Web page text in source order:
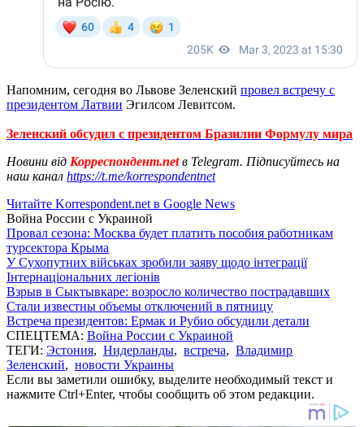
Напомним, сегодня во Львове Зеленский провел встречу с
президентом Латвии Эгилсом Левитсом.
Зеленский обсудил с президентом Бразилии Формулу мира
Новини від Корреспондент.netв Telegram. Підписуйтесь на
наш канал https://t.me/korrespondentnet
Читайте Korrespondent.net в Google News
Война России с Украиной
Провал сезона: Москва будет платить пособия работникам
турсектора Крыма
У Сухопутних військах зробили заяву щодо інтеграції
Інтернаціональних легіонів
Взрыв в Сыктывкаре: возросло количество пострадавших
Стали известны объемы отключений в пятницу
Встреча президентов: Ермак и Рубио обсудили детали
СПЕЦТЕМА: Война России с Украиной
ТЕГИ: Эстония, Нидерланды, встреча, Владимир
Зеленский, новости Украины
Если вы заметили ошибку, выделите необходимый текст и
нажмите Ctrl+Enter, чтобы сообщить об этом редакции.